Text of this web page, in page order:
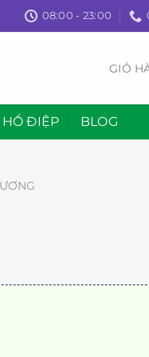
08:00 - 23:00
GIỎ
HỒ ĐIỆP BLOG